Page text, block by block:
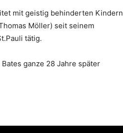
mit geistig behinderten Kindern
Möller) seit seinem
tätig.
ganze 28 Jahre später